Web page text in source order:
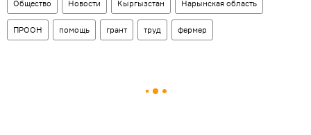
Общество Новости Кыргызстан Нарынская область
ПРООН помощь грант труд фермер